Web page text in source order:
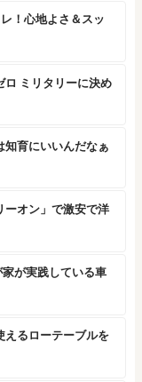
！心地よさ＆スッ
ロ ミリタリーに決め
知育にいいんだなぁ
ーオン」で激安で洋
が実践している車
えるローテーブルを